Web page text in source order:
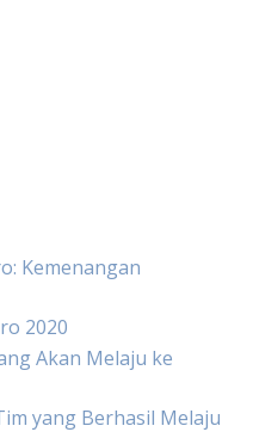
Kemenangan
2020
Akan Melaju ke
yang Berhasil Melaju